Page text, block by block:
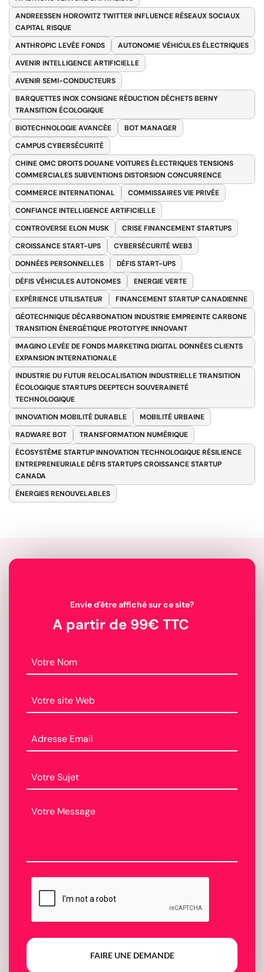
ANDREESSEN HOROWITZ TWITTER INFLUENCE RÉSEAUX SOCIAUX
CAPITAL RISQUE
ANTHROPIC LEVÉE FONDS
AUTONOMIE VÉHICULES ÉLECTRIQUES
AVENIR INTELLIGENCE ARTIFICIELLE
AVENIR SEMI-CONDUCTEURS
BARQUETTES INOX CONSIGNE RÉDUCTION DÉCHETS BERNY
TRANSITION ÉCOLOGIQUE
BIOTECHNOLOGIE AVANCÉE
BOT MANAGER
CAMPUS CYBERSÉCURITÉ
CHINE OMC DROITS DOUANE VOITURES ÉLECTRIQUES TENSIONS
COMMERCIALES SUBVENTIONS DISTORSION CONCURRENCE
COMMERCE INTERNATIONAL
COMMISSAIRES VIE PRIVÉE
CONFIANCE INTELLIGENCE ARTIFICIELLE
CONTROVERSE ELON MUSK
CRISE FINANCEMENT STARTUPS
CROISSANCE START-UPS
CYBERSÉCURITÉ WEB3
DONNÉES PERSONNELLES
DÉFIS START-UPS
DÉFIS VÉHICULES AUTONOMES
ENERGIE VERTE
EXPÉRIENCE UTILISATEUR
FINANCEMENT STARTUP CANADIENNE
GÉOTECHNIQUE DÉCARBONATION INDUSTRIE EMPREINTE CARBONE
TRANSITION ÉNERGÉTIQUE PROTOTYPE INNOVANT
IMAGINO LEVÉE DE FONDS MARKETING DIGITAL DONNÉES CLIENTS
EXPANSION INTERNATIONALE
INDUSTRIE DU FUTUR RELOCALISATION INDUSTRIELLE TRANSITION
ÉCOLOGIQUE STARTUPS DEEPTECH SOUVERAINETÉ
TECHNOLOGIQUE
INNOVATION MOBILITÉ DURABLE
MOBILITÉ URBAINE
RADWARE BOT
TRANSFORMATION NUMÉRIQUE
ÉCOSYSTÈME STARTUP INNOVATION TECHNOLOGIQUE RÉSILIENCE
ENTREPRENEURIALE DÉFIS STARTUPS CROISSANCE STARTUP
CANADA
ÉNERGIES RENOUVELABLES
Envie d'être affiché sur ce site?
A partir de 99€ TTC
FAIRE UNE DEMANDE